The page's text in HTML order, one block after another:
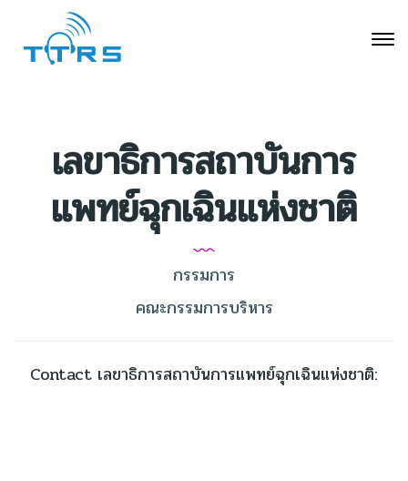
เลขาธิการสถาบันการ
แพทย์ฉุกเฉินแห่งชาติ
กรรมการ
คณะกรรมการบริหาร
Contact เลขาธิการสถาบันการแพทย์ฉุกเฉินแห่งชาติ: